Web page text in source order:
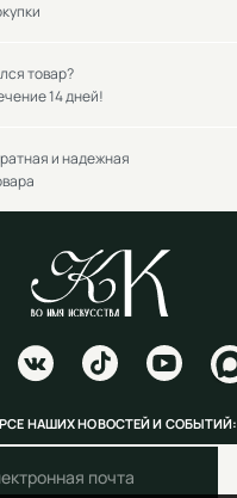
товар?
14 дней!
и надежная
НАШИХ НОВОСТЕЙ И СОБЫТИЙ: